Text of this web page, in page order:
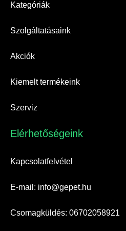
Kategóriák
Szolgáltatásaink
Akciók
Kiemelt termékeink
Szerviz
Elérhetőségeink​
Kapcsolatfelvétel
E-mail: info@gepet.hu
Csomagküldés: 06702058921